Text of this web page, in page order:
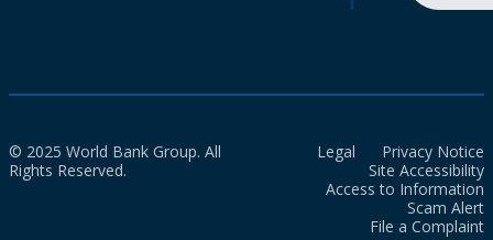
© 2025 World Bank Group. All
Rights Reserved.
Legal
Privacy Notice
Site Accessibility
Access to Information
Scam Alert
File a Complaint